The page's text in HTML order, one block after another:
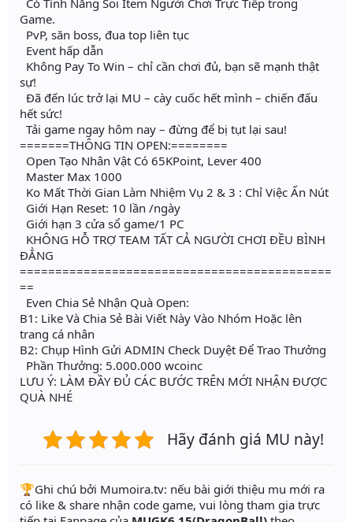
Có Tính Năng Soi Item Người Chơi Trực Tiếp trong
Game.
PvP, săn boss, đua top liên tục
Event hấp dẫn
Không Pay To Win – chỉ cần chơi đủ, bạn sẽ mạnh thật
sự!
Đã đến lúc trở lại MU – cày cuốc hết mình – chiến đấu
hết sức!
Tải game ngay hôm nay – đừng để bị tụt lại sau!
=======THÔNG TIN OPEN:========
Open Tạo Nhân Vật Có 65KPoint, Lever 400
Master Max 1000
Ko Mất Thời Gian Làm Nhiệm Vụ 2 & 3 : Chỉ Việc Ấn Nút
Giới Hạn Reset: 10 lần /ngày
Giới hạn 3 cửa sổ game/1 PC
KHÔNG HỖ TRỢ TEAM TẤT CẢ NGƯỜI CHƠI ĐỀU BÌNH
ĐẲNG
============================================
==
Even Chia Sẻ Nhận Quà Open:
B1: Like Và Chia Sẻ Bài Viết Này Vào Nhóm Hoặc lên
trang cá nhân
B2: Chụp Hình Gửi ADMIN Check Duyệt Để Trao Thưởng
Phần Thưởng: 5.000.000 wcoinc
LƯU Ý: LÀM ĐẦY ĐỦ CÁC BƯỚC TRÊN MỚI NHẬN ĐƯỢC
QUÀ NHÉ
Hãy đánh giá MU này!
️🏆Ghi chú bởi Mumoira.tv: nếu bài giới thiệu mu mới ra
có like & share nhận code game, vui lòng tham gia trực